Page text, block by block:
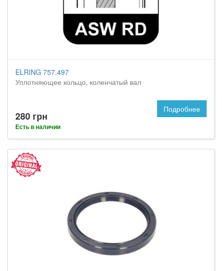
ELRING 757.497
Уплотняющее кольцо, коленчатый вал
280 грн
Есть в наличии
Подробнее